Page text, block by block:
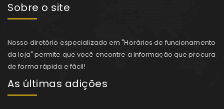
Sobre o site
Nosso diretório especializado em "Horários de funcionamento
da loja" permite que você encontre a informação que procura
de forma rápida e fácil!
As últimas adições